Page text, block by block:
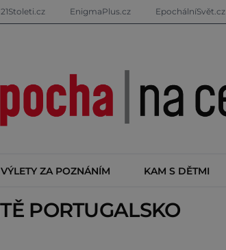
21Stoleti.cz EnigmaPlus.cz EpochálníSvět.cz
VÝLETY ZA POZNÁNÍM KAM S DĚTMI
PORTUGALSKO